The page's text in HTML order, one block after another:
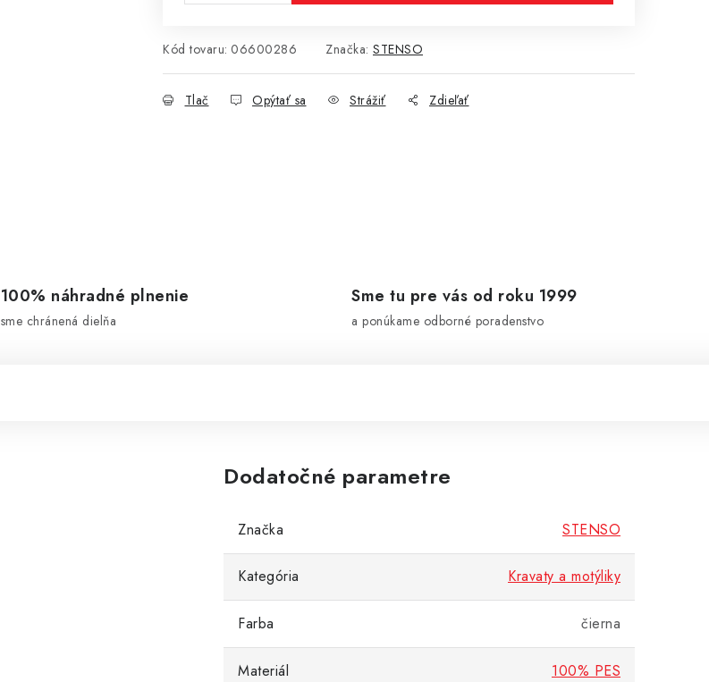
Kód tovaru: 06600286 Značka: STENSO
Tlač Opýtať sa Strážiť Zdieľať
100% náhradné plnenie
sme chránená dielňa
Sme tu pre vás od roku 1999
a ponúkame odborné poradenstvo
Dodatočné parametre
Značka STENSO
Kategória Kravaty a motýliky
Farba čierna
Materiál 100% PES